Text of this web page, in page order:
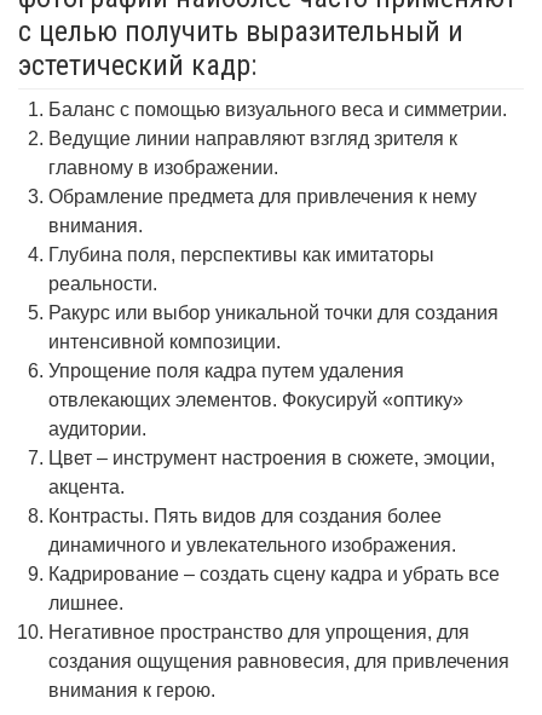
с целью получить выразительный и
эстетический кадр:
Баланс с помощью визуального веса и симметрии.
Ведущие линии направляют взгляд зрителя к
главному в изображении.
Обрамление предмета для привлечения к нему
внимания.
Глубина поля, перспективы как имитаторы
реальности.
Ракурс или выбор уникальной точки для создания
интенсивной композиции.
Упрощение поля кадра путем удаления
отвлекающих элементов. Фокусируй «оптику»
аудитории.
Цвет – инструмент настроения в сюжете, эмоции,
акцента.
Контрасты. Пять видов для создания более
динамичного и увлекательного изображения.
Кадрирование – создать сцену кадра и убрать все
лишнее.
Негативное пространство для упрощения, для
создания ощущения равновесия, для привлечения
внимания к герою.